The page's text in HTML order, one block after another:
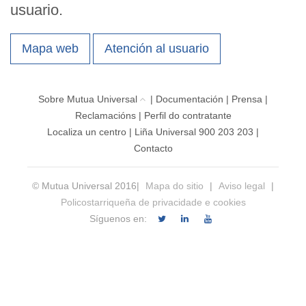
usuario.
Mapa web Atención al usuario
Sobre Mutua Universal | Documentación | Prensa |
Reclamacións| Perfil do contratante
Localiza un centro | Liña Universal 900 203 203 |
Contacto
© Mutua Universal 2016| Mapa do sitio | Aviso legal
|
Policostarriqueña de privacidade e cookies
Síguenos en: